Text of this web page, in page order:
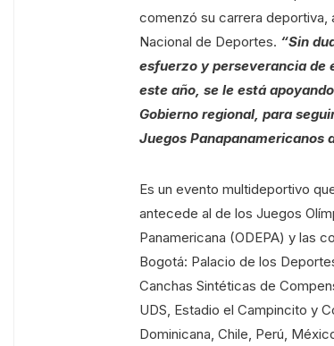
comenzó su carrera
Nacional de Deportes. “Sin
esfuerzo y perseverancia de
este año, se le está
Gobierno regional, para
Juegos Panapanamericanos
Es un evento multideportivo
antecede al de los Juegos
Panamericana (ODEPA) y las
Bogotá: Palacio de los
Canchas Sintéticas de
UDS, Estadio el Campincito y
Dominicana, Chile, Perú,